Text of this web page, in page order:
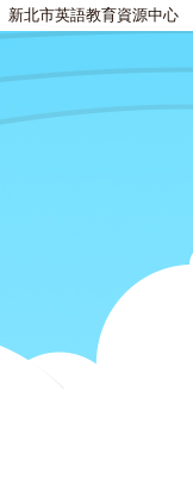
新北市英語教育資源中心